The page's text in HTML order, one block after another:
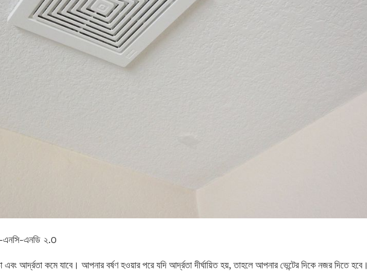
এনসি-এনডি ২.0
এবং আর্দ্রতা কমে যাবে। আপনার বর্ষণ হওয়ার পরে যদি আর্দ্রতা দীর্ঘায়িত হয়, তাহলে আপনার ভেন্টের দিকে নজর দিতে হবে।